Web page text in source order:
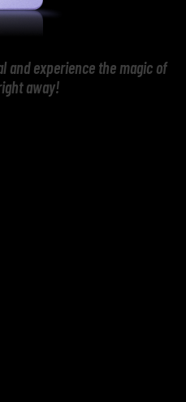
and experience the magic of
away!